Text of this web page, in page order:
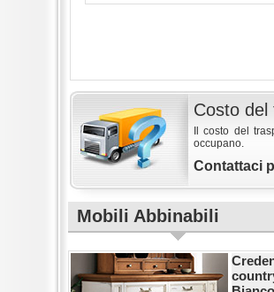
Costo
Il costo del
occupano.
Contattaci
Mobili Abbinabili